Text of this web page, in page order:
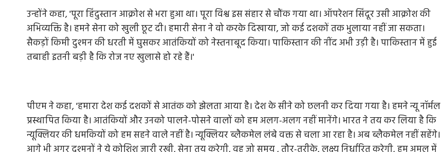
उन्होंने कहा, 'पूरा हिंदुस्तान आक्रोश से भरा हुआ था। पूरा विश्व इस संहार से चौंक गया था। ऑपरेशन सिंदूर उसी आक्रोश की
अभिव्यक्ति है। हमने सेना को खुली छूट दी। हमारी सेना ने वो करके दिखाया, जो कई दशकों तक भुलाया नहीं जा सकता।
सैकड़ों किमी दुश्मन की धरती में घुसकर आतंकियों को नेस्तनाबूद किया। पाकिस्तान की नींद अभी उड़ी है। पाकिस्तान में हुई
तबाही इतनी बड़ी है कि रोज नए खुलासे हो रहे हैं।'
पीएम ने कहा, 'हमारा देश कई दशकों से आतंक को झेलता आया है। देश के सीने को छलनी कर दिया गया है। हमने न्यू नॉर्मल
प्रस्थापित किया है। आतंकियों और उनको पालने-पोसने वालों को हम अलग-अलग नहीं मानेंगे। भारत ने तय कर लिया है कि
न्यूक्लियर की धमकियों को हम सहने वाले नहीं है। न्यूक्लियर ब्लैकमेल लंबे वक्त से चला आ रहा है। अब ब्लैकमेल नहीं सहेंगे।